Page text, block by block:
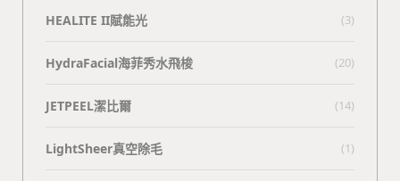
HEALITE II賦能光 (3)
HydraFacial海菲秀水飛梭 (20)
JETPEEL潔比爾 (14)
LightSheer真空除毛 (1)